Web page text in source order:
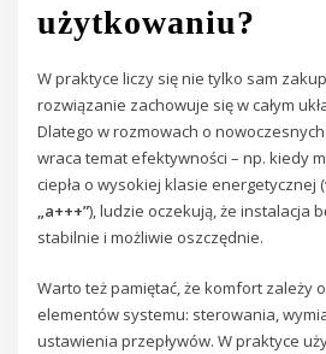
użytkowaniu?
W praktyce liczy się nie tylko sam
rozwiązanie zachowuje się w całym
Dlatego w rozmowach o
wraca temat efektywności – np. kiedy
ciepła o wysokiej klasie energetycznej
„a+++”), ludzie oczekują, że instalacja
stabilnie i możliwie oszczędnie.
Warto też pamiętać, że komfort zależy
elementów systemu: sterowania,
ustawienia przepływów. W praktyce